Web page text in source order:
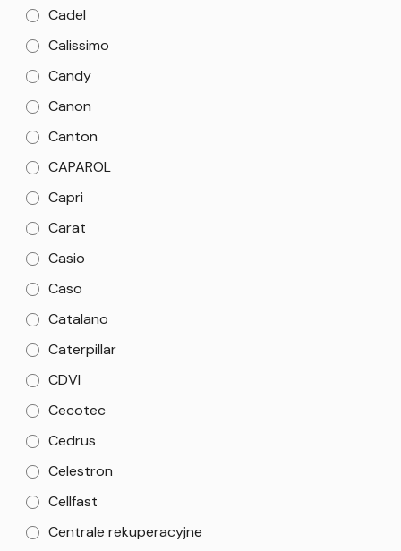
Cadel
Calissimo
Candy
Canon
Canton
CAPAROL
Capri
Carat
Casio
Caso
Catalano
Caterpillar
CDVI
Cecotec
Cedrus
Celestron
Cellfast
Centrale rekuperacyjne